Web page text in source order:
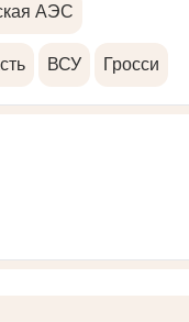
АЭС
ВСУ Гросси